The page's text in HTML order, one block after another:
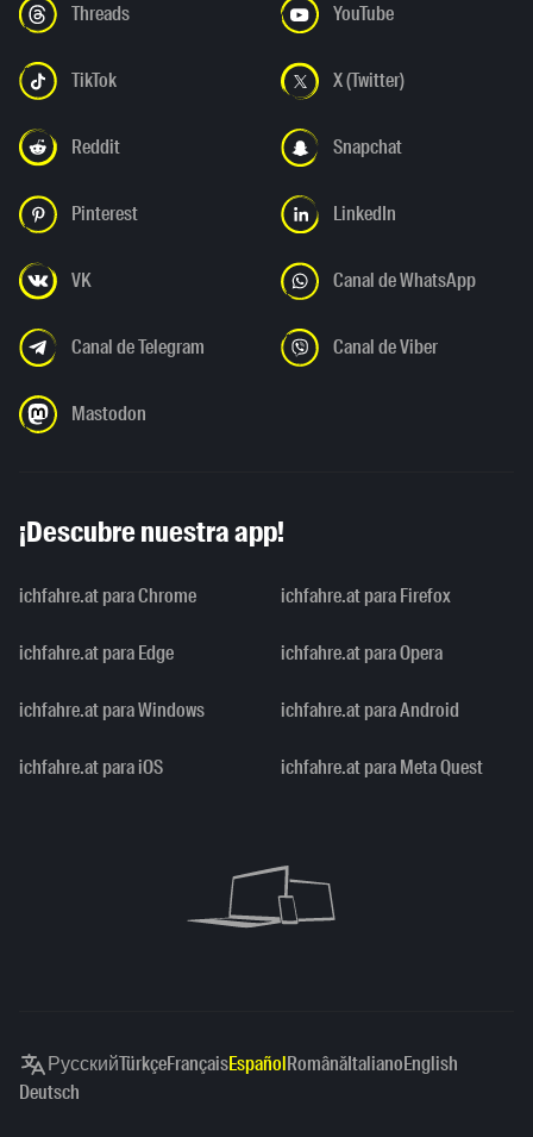
Threads YouTube
TikTok X (Twitter)
Reddit Snapchat
Pinterest LinkedIn
VK Canal de WhatsApp
Canal de Telegram Canal de Viber
Mastodon
¡Descubre nuestra app!
ichfahre.at para Chrome ichfahre.at para Firefox
ichfahre.at para Edge ichfahre.at para Opera
ichfahre.at para Windows ichfahre.at para Android
ichfahre.at para iOS ichfahre.at para Meta Quest
РусскийTürkçeFrançaisEspañolRomânăItalianoEnglish
Deutsch